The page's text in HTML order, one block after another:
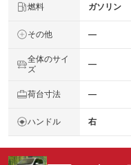
燃料 ガソリン
その他 ―
全体のサイ
ズ
―
荷台寸法 ―
ハンドル 右